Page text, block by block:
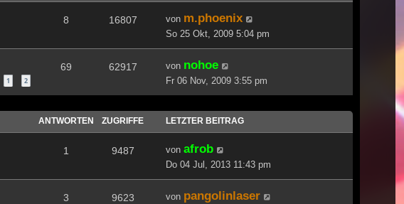
8 16807 von m.phoenix
So 25 Okt, 2009 5:04 pm
1 2
69 62917 von nohoe
Fr 06 Nov, 2009 3:55 pm
ANTWORTEN ZUGRIFFE LETZTER BEITRAG
1 9487 von afrob
Do 04 Jul, 2013 11:43 pm
3 9623 von pangolinlaser